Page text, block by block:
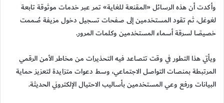
وأكدت أن هذه الرسائل «المقنعة للغاية» تمر عبر خدمات موثوقة تابعة
لغوغل، ثم تقود المستخدمين إلى صفحات تسجيل دخول مزيفة صُممت
خصيصًا لسرقة أسماء المستخدمين وكلمات المرور.
ويأتي هذا التطور في وقت تتصاعد فيه التحذيرات من مخاطر الأمن الرقمي
المرتبطة بمنصات التواصل الاجتماعي، وسط دعوات متزايدة لتعزيز حماية
البيانات ورفع وعي المستخدمين بأساليب الاحتيال الإلكتروني الحديثة.